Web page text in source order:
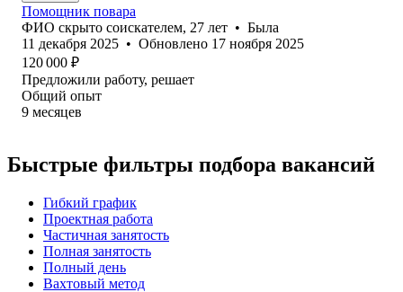
Помощник повара
ФИО скрыто соискателем, 27 лет • Была
11 декабря 2025 • Обновлено 17 ноября 2025
120 000 ₽
Предложили работу, решает
Общий опыт
9 месяцев
Быстрые фильтры подбора вакансий
Гибкий график
Проектная работа
Частичная занятость
Полная занятость
Полный день
Вахтовый метод